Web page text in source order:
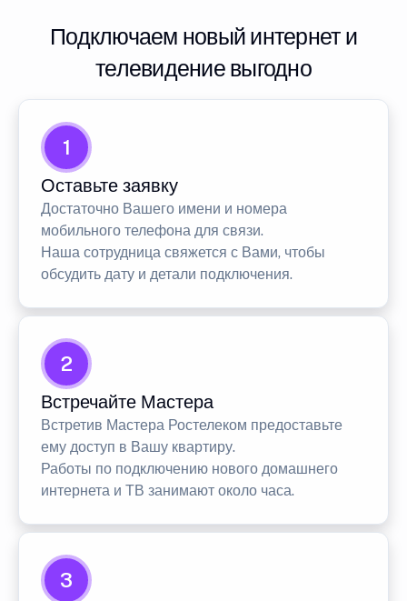
Подключаем новый интернет и
телевидение выгодно
1
Оставьте заявку
Достаточно Вашего имени и номера
мобильного телефона для связи.
Наша сотрудница свяжется с Вами, чтобы
обсудить дату и детали подключения.
2
Встречайте Мастера
Встретив Мастера Ростелеком предоставьте
ему доступ в Вашу квартиру.
Работы по подключению нового домашнего
интернета и ТВ занимают около часа.
3